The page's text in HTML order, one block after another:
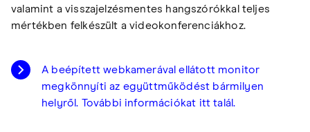
valamint a visszajelzésmentes hangszórókkal teljes
mértékben felkészült a videokonferenciákhoz.
A beépített webkamerával ellátott monitor
megkönnyíti az együttműködést bármilyen
helyről. További információkat itt talál.